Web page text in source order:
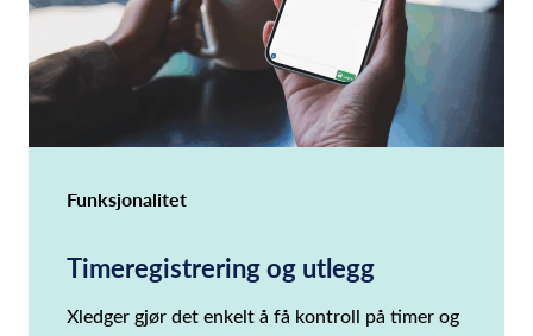
Funksjonalitet
Timeregistrering og utlegg
Xledger gjør det enkelt å få kontroll på timer og